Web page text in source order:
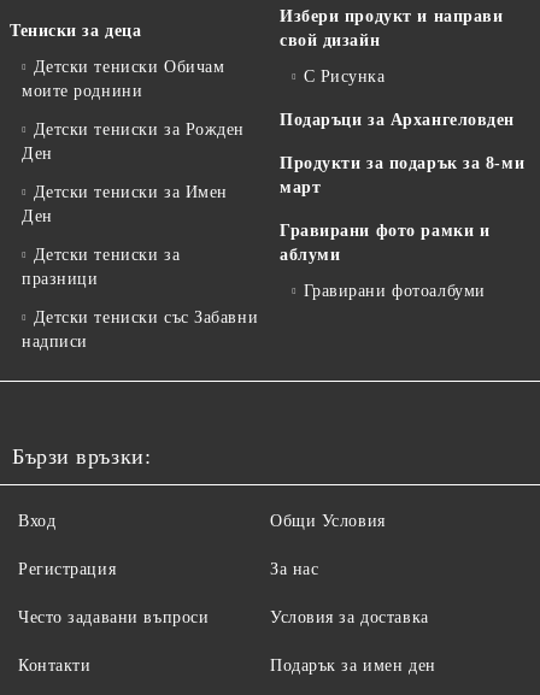
Тениски за деца
Детски тениски Обичам
моите роднини
Детски тениски за Рожден
Ден
Детски тениски за Имен
Ден
Детски тениски за
празници
Детски тениски със Забавни
надписи
Избери продукт и направи
свой дизайн
С Рисунка
Подаръци за Архангеловден
Продукти за подарък за 8-ми
март
Гравирани фото рамки и
аблуми
Гравирани фотоалбуми
Бързи връзки:
Вход
Регистрация
Често задавани въпроси
Контакти
Общи Условия
За нас
Условия за доставка
Подарък за имен ден